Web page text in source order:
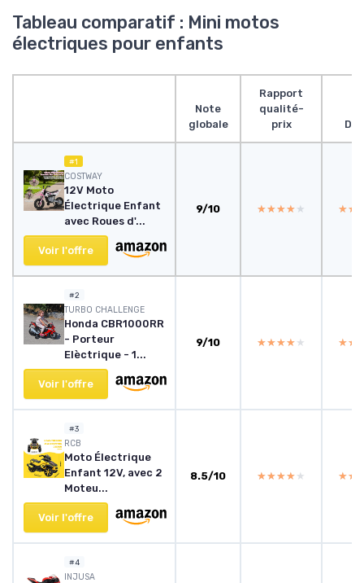
Tableau comparatif : Mini motos
électriques pour enfants
Note
globale
Rapport
qualité-
prix
#1
COSTWAY
12V Moto
Électrique Enfant
avec Roues d'...
Voir l'offre
9/10 ★★★★★
★★★★★
#2
TURBO CHALLENGE
Honda CBR1000RR
- Porteur
Elèctrique - 1...
Voir l'offre
9/10 ★★★★★
★★★★★
#3
RCB
Moto Électrique
Enfant 12V, avec 2
Moteu...
Voir l'offre
8.5/10 ★★★★★
★★★★★
#4
INJUSA